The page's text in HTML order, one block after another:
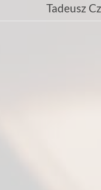
Tadeusz